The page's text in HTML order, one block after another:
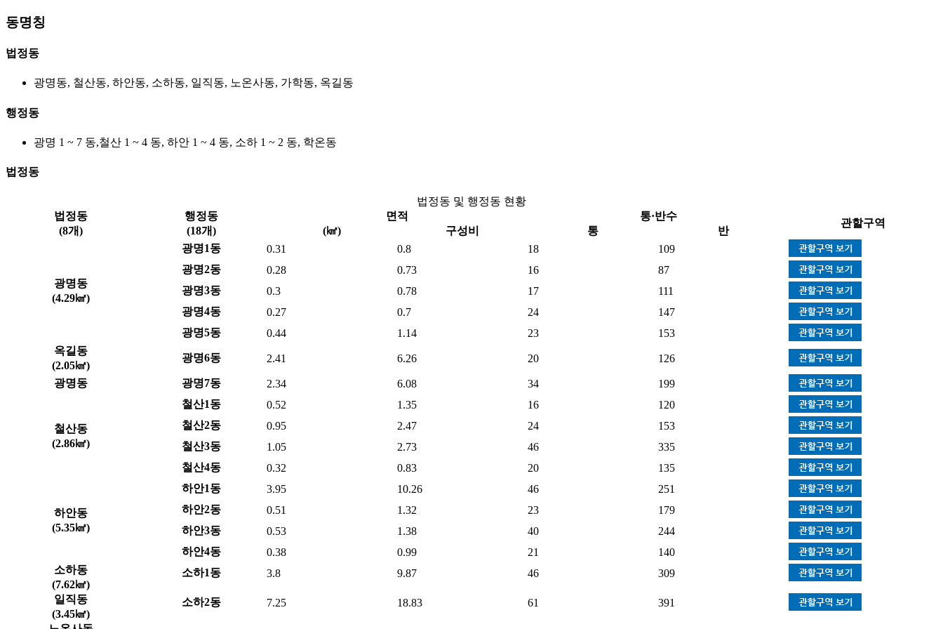
동명칭
법정동
광명동, 철산동, 하안동, 소하동, 일직동, 노온사동, 가학동, 옥길동
행정동
광명 1 ~ 7 동,철산 1 ~ 4 동, 하안 1 ~ 4 동, 소하 1 ~ 2 동, 학온동
법정동
법정동 및 행정동 현황
법정동
행정동 면적 통·반수
관할구역
(8개) (18개) (㎢) 구성비 통 반
광명동
(4.29㎢)
광명1동 0.31 0.8 18
109
광명2동
0.28 0.73 16
87
광명3동
0.3 0.78 17
111
광명4동
0.27 0.7 24
147
광명5동
0.44 1.14 23 153
광명6동 2.41 6.26 20 126
옥길동
(2.05㎢)
광명동
광명7동 2.34 6.08 34 199
철산동
(2.86㎢)
철산1동 0.52 1.35 16
120
철산2동
0.95 2.47 24
153
철산3동
1.05 2.73 46
335
철산4동
0.32 0.83 20 135
하안동
(5.35㎢)
하안1동 3.95 10.26 46
251
하안2동
0.51 1.32 23
179
하안3동
0.53 1.38 40
244
하안4동
0.38 0.99 21
140
소하동
(7.62㎢)
소하1동 3.8 9.87 46 309
소하2동 7.25 18.83 61 391
일직동
(3.45㎢)